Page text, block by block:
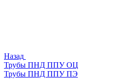
Назад
Трубы ПНД ППУ ОЦ
Трубы ПНД ППУ ПЭ